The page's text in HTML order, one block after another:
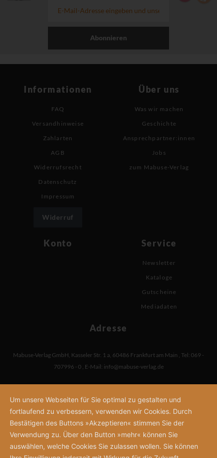
Abonnieren
Informationen
FAQ
Versandhinweise
Zahlarten
AGB
Widerrufsrecht
Datenschutz
Impressum
Widerruf
Über uns
Was wir machen
Geschichte
Ansprechpartner:innen
Jobs
zum Mabuse-Verlag
Konto Service
Newsletter
Kataloge
Gutscheine
Mediadaten
Adresse
Mabuse-Verlag GmbH, Kasseler Str. 1 a, 60486 Frankfurt am Main , Tel: 069 -
707996 - 0 , E-Mail: info@mabuse-verlag.de
Um unsere Webseiten für Sie optimal zu gestalten und
fortlaufend zu verbessern, verwenden wir Cookies. Durch
Bestätigen des Buttons »Akzeptieren« stimmen Sie der
Verwendung zu. Über den Button »mehr« können Sie
auswählen, welche Cookies Sie zulassen wollen. Sie können